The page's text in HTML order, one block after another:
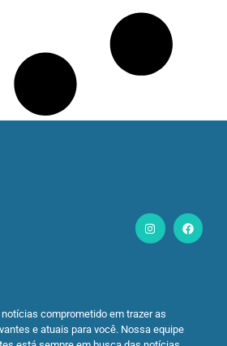
comprometido em trazer as
e atuais para você. Nossa equipe